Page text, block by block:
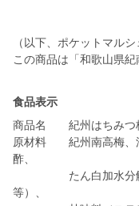
（以下、ポケットマルシ
この商品は「和歌山県紀
食品表示
商品名 紀州はちみつ
原材料 紀州南高梅、
酢、
たん白加水分解物
等）、